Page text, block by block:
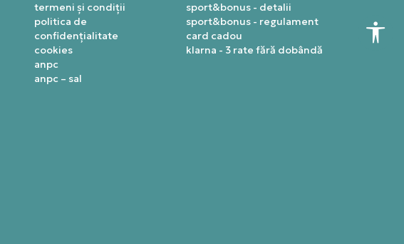
termeni și condiții
politica de
confidențialitate
cookies
anpc
anpc – sal
sport&bonus - detalii
sport&bonus - regulament
card cadou
klarna - 3 rate fără dobândă